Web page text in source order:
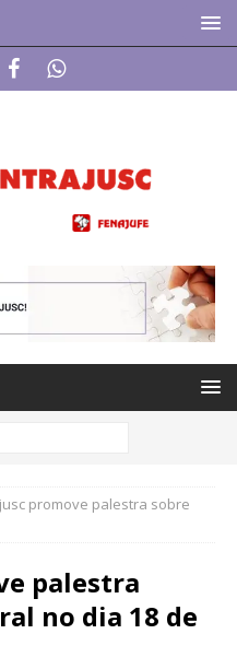
promove palestra sobre
palestra
no dia 18 de